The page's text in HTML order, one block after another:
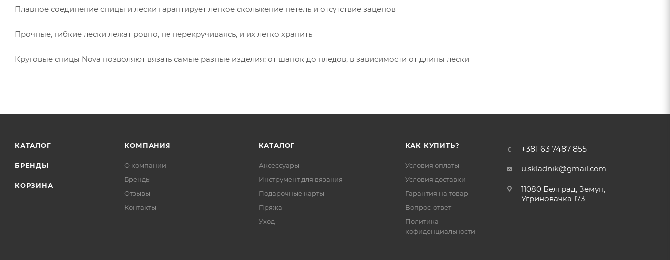
Плавное соединение спицы и лески гарантирует легкое скольжение петель и отсутствие зацепов
Прочные, гибкие лески лежат ровно, не перекручиваясь, и их легко хранить
Круговые спицы Nova позволяют вязать самые разные изделия: от шапок до пледов, в зависимости от длины лески
КАТАЛОГ
БРЕНДЫ
КОРЗИНА
КОМПАНИЯ
О компании
Бренды
Отзывы
Контакты
КАТАЛОГ
Аксессуары
Инструмент для вязания
Подарочные карты
Пряжа
Уход
КАК КУПИТЬ?
Условия оплаты
Условия доставки
Гарантия на товар
Вопрос-ответ
Политика
кофиденциальности
+381 63 7487 855
u.skladnik@gmail.com
11080 Белград, Земун,
Угриновачка 173